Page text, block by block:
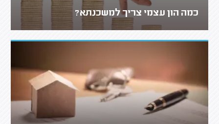
כמה הון עצמי צריך למשכנתא?